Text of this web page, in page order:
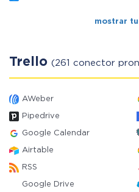
mostrar
Trello (261 conector
AWeber
Pipedrive
Google Calendar
Airtable
RSS
Google Drive